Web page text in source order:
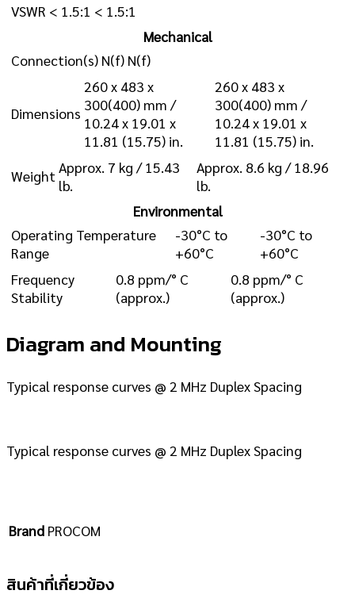
VSWR < 1.5:1 < 1.5:1
Mechanical
Connection(s) N(f) N(f)
Dimensions
260 x 483 x
300(400) mm /
10.24 x 19.01 x
11.81 (15.75) in.
260 x 483 x
300(400) mm /
10.24 x 19.01 x
11.81 (15.75) in.
Weight Approx. 7 kg / 15.43
lb.
Approx. 8.6 kg / 18.96
lb.
Environmental
Operating Temperature
Range
-30°C to
+60°C
-30°C to
+60°C
Frequency
Stability
0.8 ppm/° C
(approx.)
0.8 ppm/° C
(approx.)
Diagram and Mounting
Typical response curves @ 2 MHz Duplex Spacing
Typical response curves @ 2 MHz Duplex Spacing
Brand PROCOM
สินค้าที่เกี่ยวข้อง